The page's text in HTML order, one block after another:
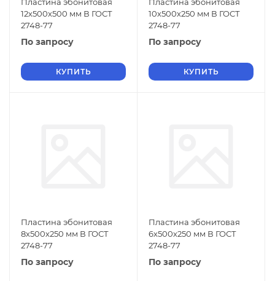
12х500х500 мм В ГОСТ
2748-77
По запросу
КУПИТЬ
10х500х250 мм В ГОСТ
2748-77
По запросу
КУПИТЬ
Пластина эбонитовая
8х500х250 мм В ГОСТ
2748-77
По запросу
Пластина эбонитовая
6х500х250 мм В ГОСТ
2748-77
По запросу